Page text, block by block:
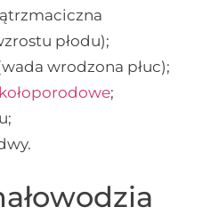
płodu);
wrodzona płuc);
;